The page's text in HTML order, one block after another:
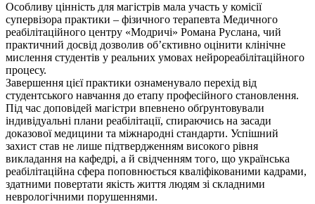
Особливу цінність для магістрів мала участь у комісії
супервізора практики – фізичного терапевта Медичного
реабілітаційного центру «Модричі» Романа Руслана, чий
практичний досвід дозволив об’єктивно оцінити клінічне
мислення студентів у реальних умовах нейрореабілітаційного
процесу.
Завершення цієї практики ознаменувало перехід від
студентського навчання до етапу професійного становлення.
Під час доповідей магістри впевнено обґрунтовували
індивідуальні плани реабілітації, спираючись на засади
доказової медицини та міжнародні стандарти. Успішний
захист став не лише підтвердженням високого рівня
викладання на кафедрі, а й свідченням того, що українська
реабілітаційна сфера поповнюється кваліфікованими кадрами,
здатними повертати якість життя людям зі складними
неврологічними порушеннями.